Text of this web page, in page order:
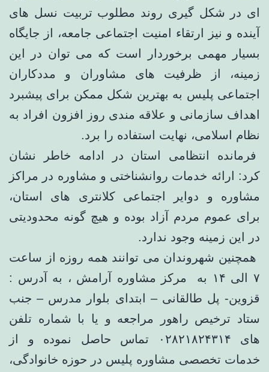
ای در شکل گیری روند مطلوب تربیت نسل های
آینده و نیز ارتقاء امنیت اجتماعی جامعه، از جایگاه
بسیار مهمی برخوردار است که می توان در این
زمینه، از ظرفیت های مشاوران و مددکاران
اجتماعی پلیس به بهترین شکل ممکن برای پیشبرد
اهداف سازمانی و علاقه مندی روز افزون افراد به
نظام اسلامی، نهایت استفاده را برد.
فرمانده انتظامی استان در ادامه خاطر نشان
کرد: ارائه خدمات روانشناختی و مشاوره در مراکز
مشاوره و دوایر اجتماعی کلانتری های استان،
برای عموم مردم آزاد بوده و هیچ گونه محدودیتی
در این زمینه وجود ندارد.
همچنین شهروندان می توانند همه روزه از ساعت
۷ الی ۱۴ به مرکز مشاوره آرامش ، به آدرس :
قزوین- پل طالقانی – ابتدای بلوار مدرس – جنب
ستاد ترخیص راهور مراجعه و یا با شماره تلفن
های ۰۲۸۲۱۸۲۴۳۱۴ تماس حاصل نموده و از
خدمات تخصصی مشاوره پلیس در حوزه خانوادگی،